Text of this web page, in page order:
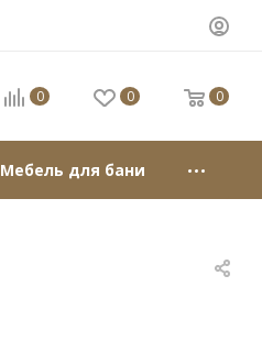
0 0 0
Мебель для бани